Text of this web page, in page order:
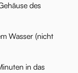
des
Wasser (nicht
in das